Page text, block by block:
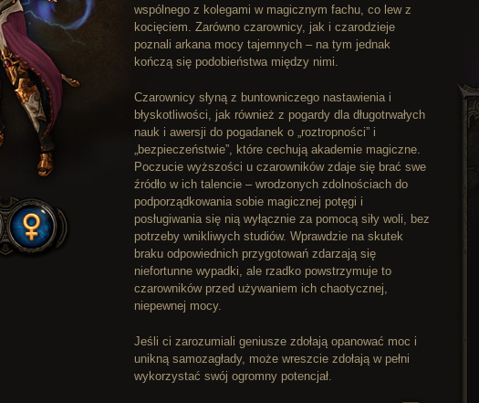
wspólnego z kolegami w magicznym fachu, co lew z
kocięciem. Zarówno czarownicy, jak i czarodzieje
poznali arkana mocy tajemnych – na tym jednak
kończą się podobieństwa między nimi.
Czarownicy słyną z buntowniczego nastawienia i
błyskotliwości, jak również z pogardy dla długotrwałych
nauk i awersji do pogadanek o „roztropności” i
„bezpieczeństwie”, które cechują akademie magiczne.
Poczucie wyższości u czarowników zdaje się brać swe
źródło w ich talencie – wrodzonych zdolnościach do
podporządkowania sobie magicznej potęgi i
posługiwania się nią wyłącznie za pomocą siły woli, bez
potrzeby wnikliwych studiów. Wprawdzie na skutek
braku odpowiednich przygotowań zdarzają się
niefortunne wypadki, ale rzadko powstrzymuje to
czarowników przed używaniem ich chaotycznej,
niepewnej mocy.
Jeśli ci zarozumiali geniusze zdołają opanować moc i
unikną samozagłady, może wreszcie zdołają w pełni
wykorzystać swój ogromny potencjał.